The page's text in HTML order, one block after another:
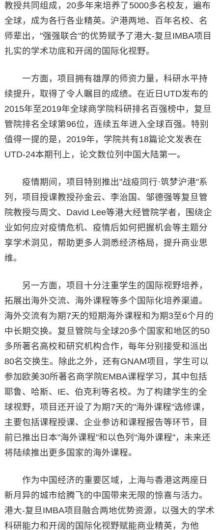
教授共同组成，20多年来培养了5000多名校友，遍布
全球，成为各行各业精英。沪港两地、百年名校、名
师辈出，"强强联合"的优势赋予了港大-复旦IMBA项目
扎实的学术功底和开阔的国际化视野。
一方面，项目拥有雄厚的师资力量，科研水平持
续提升，取得了令人瞩目的成绩。在近日UTD发布的
2015年至2019年全球商学院科研排名百强榜中，复旦
管院排名全球第96位，连续五年进入全球百强。特别
值得一提的是，2019年，学院共有18篇论文发表在
UTD-24本期刊上，论文数位列中国大陆第一。
疫情期间，项目特别推出"战疫同行·筑梦沪港"系
列，项目授课教授孙金云、李治国、邹德强等复旦管
院教授与周文、David Lee等港大经管院学者，围绕企
业如何应对疫情危机、疫情后如何把握机会等主题分
享学术洞见，帮助更多人洞悉经济格局，提升商业思
维。
另一方面，项目十分注重学生的国际视野培养，
拓展出海外交流、海外课程等多个国际化培养渠道。
海外交流有为期7天的短期海外课程和为期3至6个月的
中长期交换。复旦管院与全球20多个国家和地区的50
多所著名高校和研究机构合作，每年分别接受和派出
80名交换生。除此之外，还有GNAM项目，学生可以
参加欧美30所著名商学院EMBA课程学习，其中包括
耶鲁、哈斯、IE、伯克利等名校。为了构建学生的全
球视野，项目还开设了为期7天的"海外课程"选修课，
主要包括课程授课、企业参访和课程报告等环节，目
前已推出日本"海外课程"和以色列"海外课程"，未来还
将陆续推出更多国家的海外课程。
作为中国经济的重要区域，上海与香港这两座日
新月异的城市给腾飞的中国带来无限的惊喜与活力。
港大-复旦IMBA项目融合两地优势资源，以强大的学术
科研能力和开阔的国际化视野赋能商业精英，为他